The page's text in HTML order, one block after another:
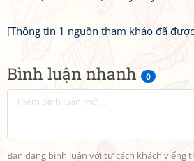
Bình luận nhanh 0
Bạn đang bình luận với tư cách khách viếng
[Thông tin 1 nguồn tham khảo đã